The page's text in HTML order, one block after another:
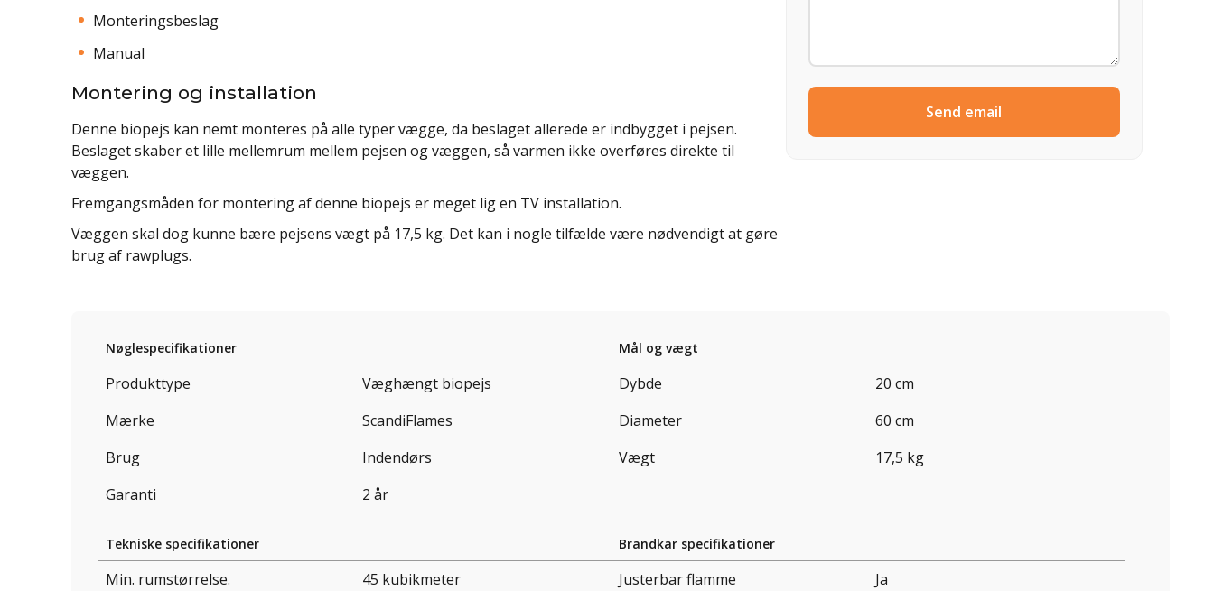
Monteringsbeslag
Manual
Montering og installation
Denne biopejs kan nemt monteres på alle typer vægge, da beslaget allerede er indbygget i pejsen.
Beslaget skaber et lille mellemrum mellem pejsen og væggen, så varmen ikke overføres direkte til
væggen.
Fremgangsmåden for montering af denne biopejs er meget lig en TV installation.
Væggen skal dog kunne bære pejsens vægt på 17,5 kg. Det kan i nogle tilfælde være nødvendigt at gøre
brug af rawplugs.
Send email
Nøglespecifikationer
Produkttype
Væghængt biopejs
Mærke
ScandiFlames
Brug
Indendørs
Garanti
2 år
Mål og vægt
Dybde
20 cm
Diameter
60 cm
Vægt
17,5 kg
Tekniske specifikationer
Min. rumstørrelse.
45 kubikmeter
Brandkar specifikationer
Justerbar flamme
Ja